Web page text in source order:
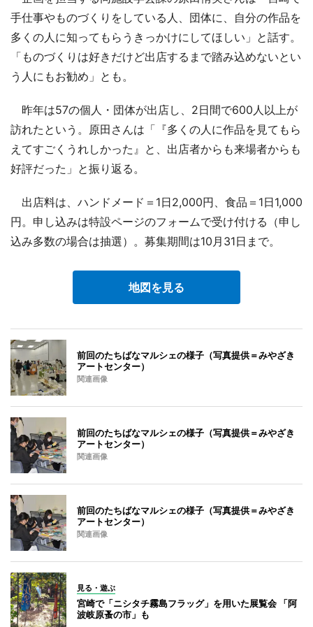
手仕事やものづくりをしている人、団体に、自分の作品を
多くの人に知ってもらうきっかけにしてほしい」と話す。
「ものづくりは好きだけど出店するまで踏み込めないとい
う人にもお勧め」とも。
昨年は57の個人・団体が出店し、2日間で600人以上が
訪れたという。原田さんは「『多くの人に作品を見てもら
えてすごくうれしかった』と、出店者からも来場者からも
好評だった」と振り返る。
出店料は、ハンドメード＝1日2,000円、食品＝1日1,000
円。申し込みは特設ページのフォームで受け付ける（申し
込み多数の場合は抽選）。募集期間は10月31日まで。
地図を見る
前回のたちばなマルシェの様子（写真提供＝みやざき
アートセンター）
関連画像
前回のたちばなマルシェの様子（写真提供＝みやざき
アートセンター）
関連画像
前回のたちばなマルシェの様子（写真提供＝みやざき
アートセンター）
関連画像
見る・遊ぶ
宮崎で「ニシタチ霧島フラッグ」を用いた展覧会 「阿
波岐原蚤の市」も